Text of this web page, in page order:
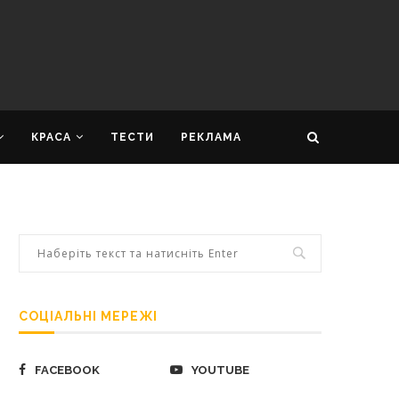
КРАСА ТЕСТИ РЕКЛАМА
СОЦІАЛЬНІ МЕРЕЖІ
FACEBOOK YOUTUBE